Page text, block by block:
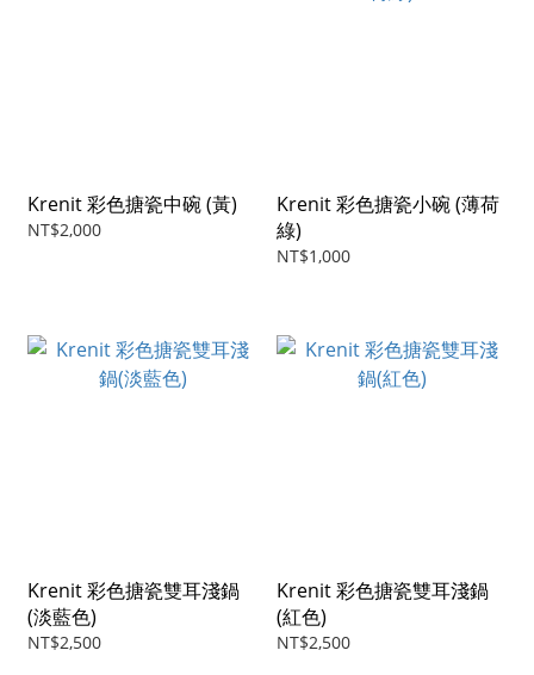
Krenit 彩色搪瓷中碗 (黃)
NT$2,000
Krenit 彩色搪瓷小碗 (薄荷
綠)
NT$1,000
Krenit 彩色搪瓷雙耳淺鍋
(淡藍色)
NT$2,500
Krenit 彩色搪瓷雙耳淺鍋
(紅色)
NT$2,500